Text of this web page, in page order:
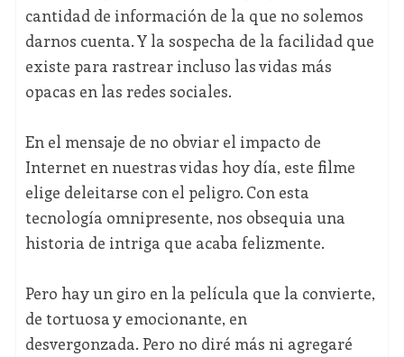
cantidad de información de la que no solemos
darnos cuenta. Y la sospecha de la facilidad que
existe para rastrear incluso las vidas más
opacas en las redes sociales.
En el mensaje de no obviar el impacto de
Internet en nuestras vidas hoy día, este filme
elige deleitarse con el peligro. Con esta
tecnología omnipresente, nos obsequia una
historia de intriga que acaba felizmente.
Pero hay un giro en la película que la convierte,
de tortuosa y emocionante, en
desvergonzada. Pero no diré más ni agregaré